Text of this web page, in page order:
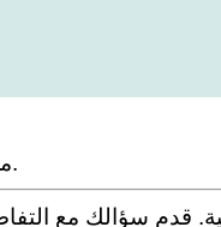
مرحبًا بك في موقع فتوى سؤال وجواب.